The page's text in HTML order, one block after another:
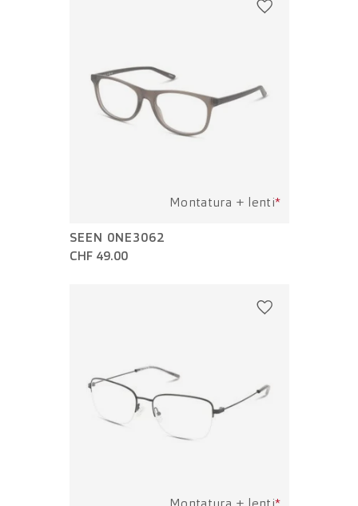
Montatura + lenti*
SEEN 0NE3062
CHF 49.00